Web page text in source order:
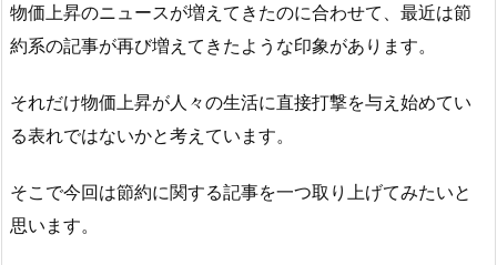
物価上昇のニュースが増えてきたのに合わせて、最近は節
約系の記事が再び増えてきたような印象があります。
それだけ物価上昇が人々の生活に直接打撃を与え始めてい
る表れではないかと考えています。
そこで今回は節約に関する記事を一つ取り上げてみたいと
思います。